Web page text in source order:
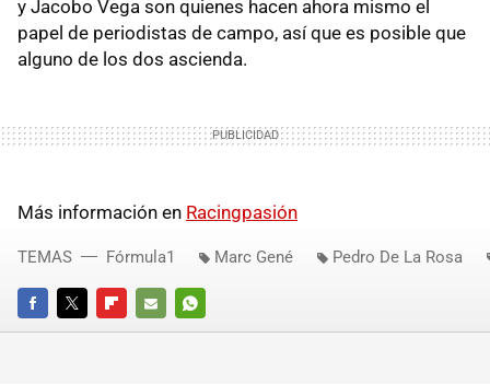
y Jacobo Vega son quienes hacen ahora mismo el
papel de periodistas de campo, así que es posible que
alguno de los dos ascienda.
Más información en Racingpasión
FACEBOOKTWITTERFLIPBOARD
E-
WHATSAPP
TEMAS Fórmula1 Marc Gené Pedro De La Rosa